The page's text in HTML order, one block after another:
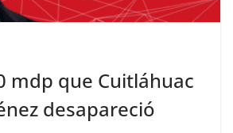
mdp que Cuitláhuac
desapareció